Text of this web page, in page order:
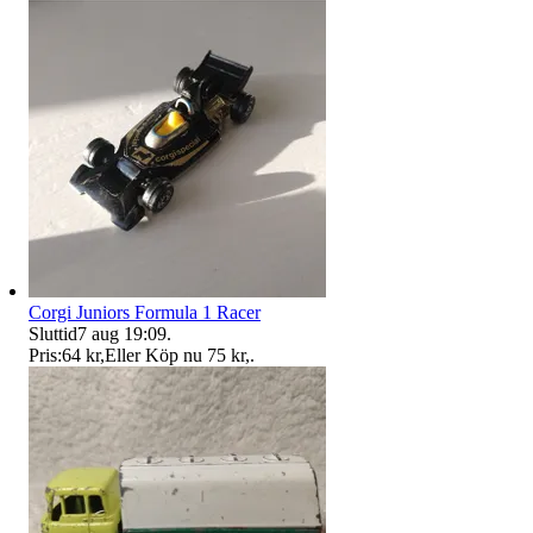
Corgi Juniors Formula 1 Racer
Sluttid7 aug 19:09.
Pris:64 kr,Eller Köp nu 75 kr,.